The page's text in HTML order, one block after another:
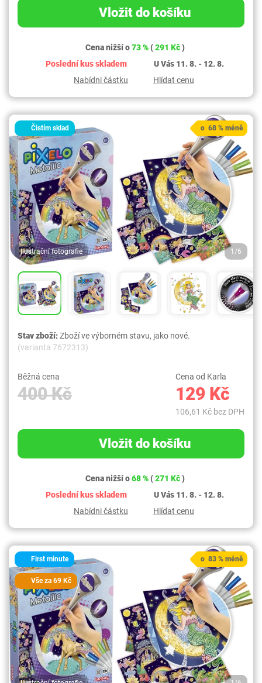
Vložit do košíku
Cena nižší o73 %(291 Kč)
Poslední kus skladem
U Vás 11. 8. - 12. 8.
Nabídni částku
Hlídat cenu
Čistím sklad
Ilustrační fotografie 1/6
o 68 % méně
Stav zboží:Zboží ve výborném stavu, jako nové.
(varianta 7672313)
Běžná cena
400 Kč
Cena od Karla
129 Kč
106,61 Kč bez DPH
Vložit do košíku
Cena nižší o68 %(271 Kč)
Poslední kus skladem
U Vás 11. 8. - 12. 8.
Nabídni částku
Hlídat cenu
First minute
Vše za 69 Kč
o 83 % méně